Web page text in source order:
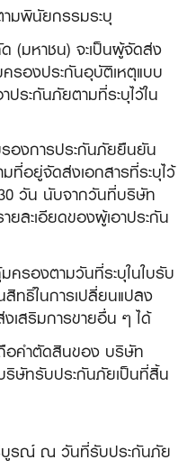
มพินัยกรรมระบุ
(มหาชน) จะเป็นผู้จัดส่ง
รองประกันอุบัติเหตุแบบ
ระกันภัยตามที่ระบุไว้ใน
รองการประกันภัยยืนยัน
อยู่จัดส่งเอกสารที่ระบุไว้
วัน นับจากวันที่บริษัท
ละเอียดของผู้เอาประกัน
ครองตามวันที่ระบุในใบรับ
ทธิ์ในการเปลี่ยนแปลง
เสริมการขายอื่น ๆ ได้
คำตัดสินของ บริษัท
ริษัทรับประกันภัยเป็นที่สิ้น
บูรณ์ ณ วันที่รับประกันภัย